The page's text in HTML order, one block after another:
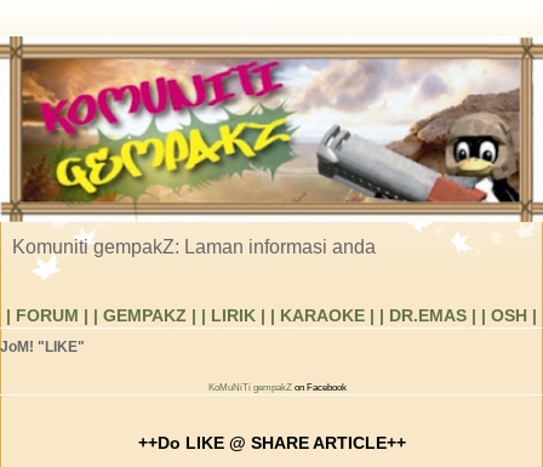
Komuniti gempakZ: Laman informasi anda
| FORUM | | GEMPAKZ | | LIRIK | | KARAOKE | | DR.EMAS | | OSH |
JoM! "LIKE"
KoMuNiTi gempakZ on Facebook
++Do LIKE @ SHARE ARTICLE++